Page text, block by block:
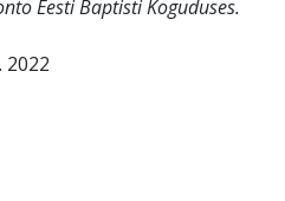
Eesti Baptisti Koguduses.
2022